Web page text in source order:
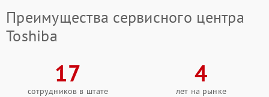
Преимущества сервисного центра
Toshiba
17
сотрудников в штате
4
лет на рынке